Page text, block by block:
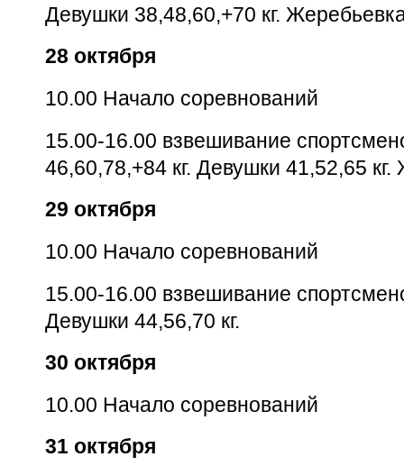
Девушки 38,48,60,+70 кг.
28 октября
10.00 Начало соревнований
15.00-16.00 взвешивание
46,60,78,+84 кг. Девушки 41,52,65
29 октября
10.00 Начало соревнований
15.00-16.00 взвешивание
Девушки 44,56,70 кг.
30 октября
10.00 Начало соревнований
31 октября